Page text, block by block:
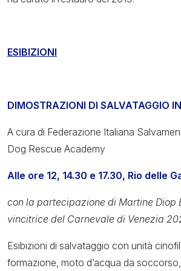
ESIBIZIONI
DIMOSTRAZIONI DI SALVATAGGIO
A cura di Federazione Italiana
Dog Rescue Academy
Alle ore 12, 14.30 e 17.30, Rio delle
con la partecipazione di Martine Diop
vincitrice del Carnevale di Venezia
Esibizioni di salvataggio con unità
formazione, moto d’acqua da